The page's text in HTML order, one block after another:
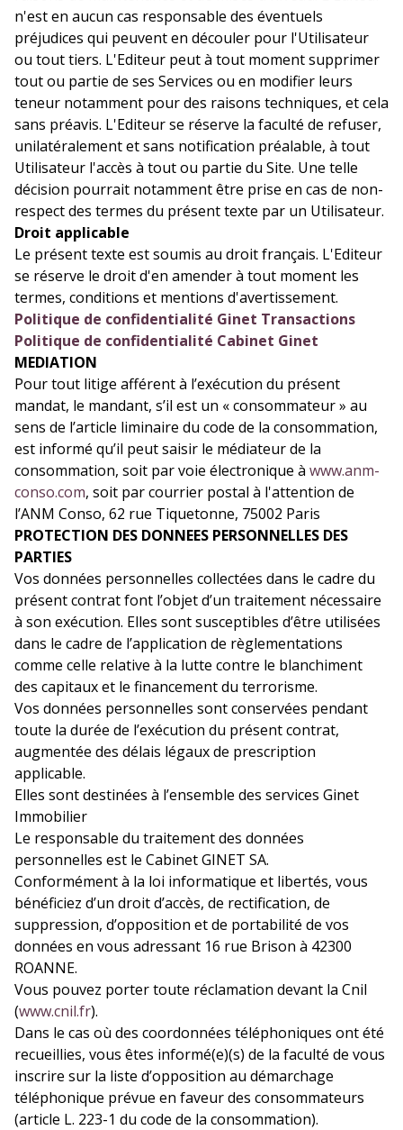
n'est en aucun cas responsable des éventuels
préjudices qui peuvent en découler pour l'Utilisateur
ou tout tiers. L'Editeur peut à tout moment supprimer
tout ou partie de ses Services ou en modifier leurs
teneur notamment pour des raisons techniques, et cela
sans préavis. L'Editeur se réserve la faculté de refuser,
unilatéralement et sans notification préalable, à tout
Utilisateur l'accès à tout ou partie du Site. Une telle
décision pourrait notamment être prise en cas de non-
respect des termes du présent texte par un Utilisateur.
Droit applicable
Le présent texte est soumis au droit français. L'Editeur
se réserve le droit d'en amender à tout moment les
termes, conditions et mentions d'avertissement.
Politique de confidentialité Ginet Transactions
Politique de confidentialité Cabinet Ginet
MEDIATION
Pour tout litige afférent à l’exécution du présent
mandat, le mandant, s’il est un « consommateur » au
sens de l’article liminaire du code de la consommation,
est informé qu’il peut saisir le médiateur de la
consommation, soit par voie électronique à www.anm-
conso.com, soit par courrier postal à l'attention de
l’ANM Conso, 62 rue Tiquetonne, 75002 Paris
PROTECTION DES DONNEES PERSONNELLES DES
PARTIES
Vos données personnelles collectées dans le cadre du
présent contrat font l’objet d’un traitement nécessaire
à son exécution. Elles sont susceptibles d’être utilisées
dans le cadre de l’application de règlementations
comme celle relative à la lutte contre le blanchiment
des capitaux et le financement du terrorisme.
Vos données personnelles sont conservées pendant
toute la durée de l’exécution du présent contrat,
augmentée des délais légaux de prescription
applicable.
Elles sont destinées à l’ensemble des services Ginet
Immobilier
Le responsable du traitement des données
personnelles est le Cabinet GINET SA.
Conformément à la loi informatique et libertés, vous
bénéficiez d’un droit d’accès, de rectification, de
suppression, d’opposition et de portabilité de vos
données en vous adressant 16 rue Brison à 42300
ROANNE.
Vous pouvez porter toute réclamation devant la Cnil
(www.cnil.fr).
Dans le cas où des coordonnées téléphoniques ont été
recueillies, vous êtes informé(e)(s) de la faculté de vous
inscrire sur la liste d’opposition au démarchage
téléphonique prévue en faveur des consommateurs
(article L. 223-1 du code de la consommation).